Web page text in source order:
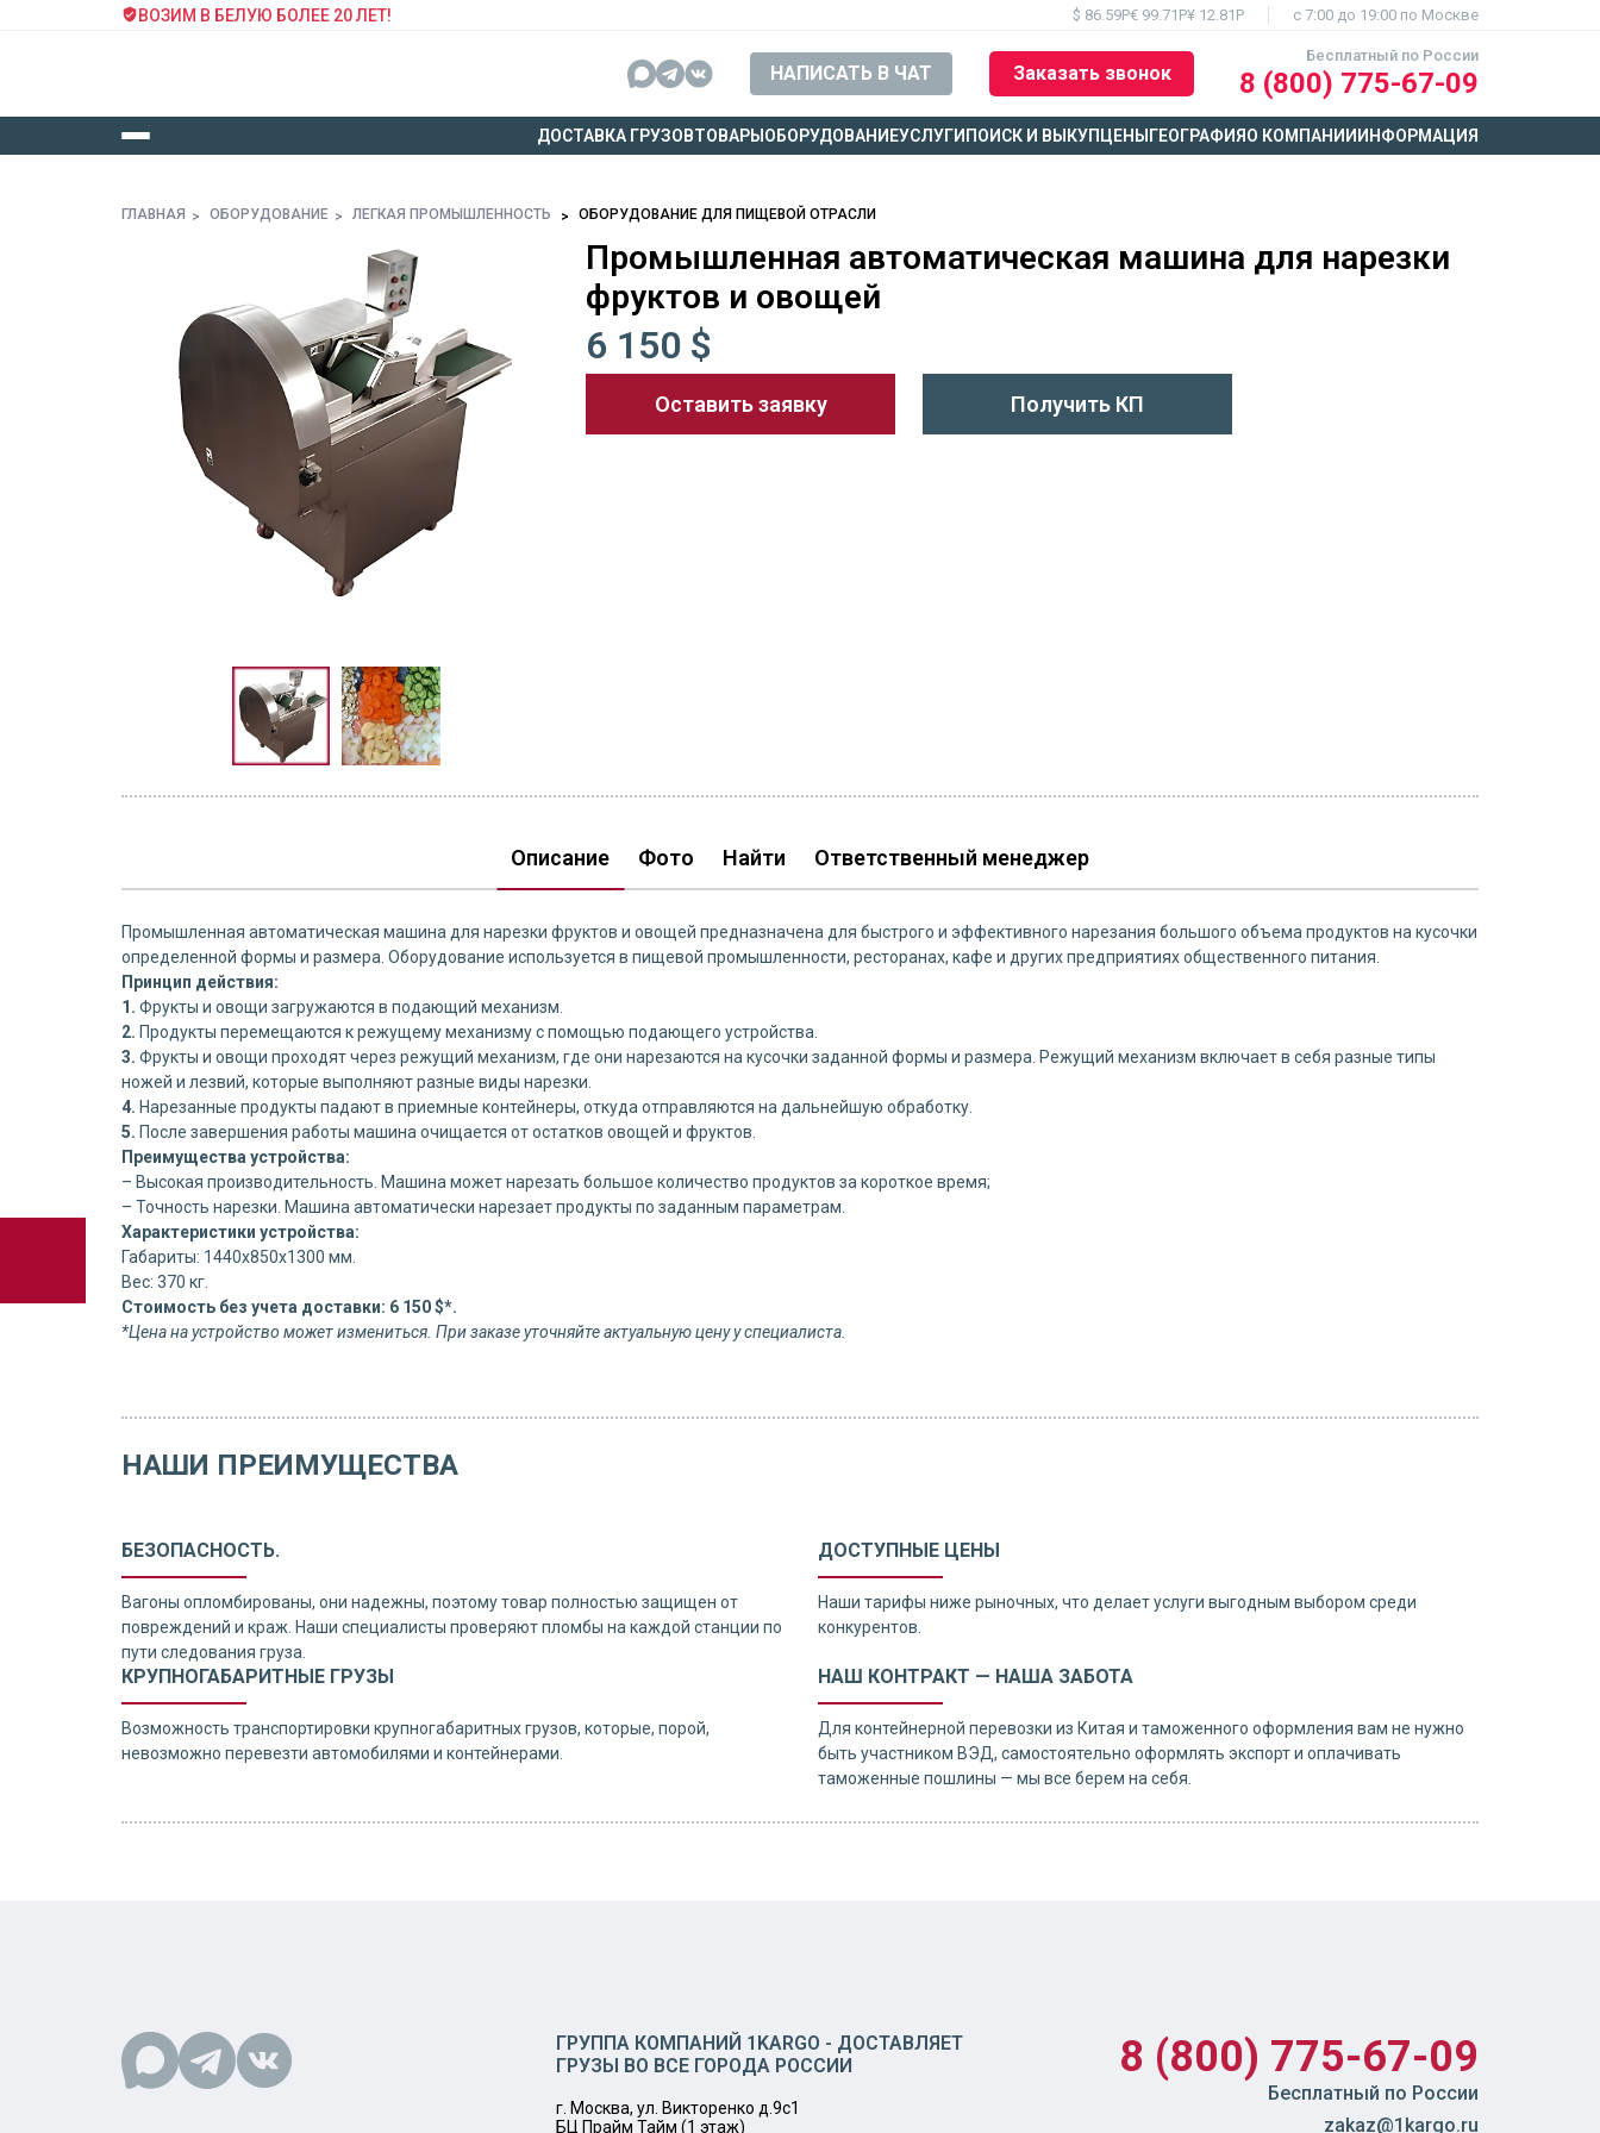
ВОЗИМ В БЕЛУЮ БОЛЕЕ 20 ЛЕТ! $ 86.59Р€ 99.71Р¥ 12.81Р c 7:00 до 19:00 по Москве
НАПИСАТЬ В ЧАТ Заказать звонок
Бесплатный по России
8 (800) 775-67-09
ДОСТАВКА ГРУЗОВТОВАРЫ ОБОРУДОВАНИЕУСЛУГИ ПОИСК И ВЫКУП ЦЕНЫ ГЕОГРАФИЯО КОМПАНИИ ИНФОРМАЦИЯ
ГЛАВНАЯ ОБОРУДОВАНИЕ ЛЕГКАЯ ПРОМЫШЛЕННОСТЬ ОБОРУДОВАНИЕ ДЛЯ ПИЩЕВОЙ ОТРАСЛИ
Промышленная автоматическая машина для нарезки
фруктов и овощей
6 150 $
Оставить заявку Получить КП
Описание Фото Найти Ответственный менеджер
Промышленная автоматическая машина для нарезки фруктов и овощей предназначена для быстрого и эффективного нарезания большого объема продуктов на кусочки
определенной формы и размера. Оборудование используется в пищевой промышленности, ресторанах, кафе и других предприятиях общественного питания.
Принцип действия:
1. Фрукты и овощи загружаются в подающий механизм.
2. Продукты перемещаются к режущему механизму с помощью подающего устройства.
3. Фрукты и овощи проходят через режущий механизм, где они нарезаются на кусочки заданной формы и размера. Режущий механизм включает в себя разные типы
ножей и лезвий, которые выполняют разные виды нарезки.
4. Нарезанные продукты падают в приемные контейнеры, откуда отправляются на дальнейшую обработку.
5. После завершения работы машина очищается от остатков овощей и фруктов.
Преимущества устройства:
– Высокая производительность. Машина может нарезать большое количество продуктов за короткое время;
– Точность нарезки. Машина автоматически нарезает продукты по заданным параметрам.
Характеристики устройства:
Габариты: 1440х850х1300 мм.
Вес: 370 кг.
Стоимость без учета доставки: 6 150 $*.
*Цена на устройство может измениться. При заказе уточняйте актуальную цену у специалиста.
НАШИ ПРЕИМУЩЕСТВА
БЕЗОПАСНОСТЬ.
Вагоны опломбированы, они надежны, поэтому товар полностью защищен от
повреждений и краж. Наши специалисты проверяют пломбы на каждой станции по
пути следования груза.
ДОСТУПНЫЕ ЦЕНЫ
Наши тарифы ниже рыночных, что делает услуги выгодным выбором среди
конкурентов.
КРУПНОГАБАРИТНЫЕ ГРУЗЫ
Возможность транспортировки крупногабаритных грузов, которые, порой,
невозможно перевезти автомобилями и контейнерами.
НАШ КОНТРАКТ — НАША ЗАБОТА
Для контейнерной перевозки из Китая и таможенного оформления вам не нужно
быть участником ВЭД, самостоятельно оформлять экспорт и оплачивать
таможенные пошлины — мы все берем на себя.
ГРУППА КОМПАНИЙ 1KARGO - ДОСТАВЛЯЕТ
ГРУЗЫ ВО ВСЕ ГОРОДА РОССИИ
г. Москва, ул. Викторенко д.9с1
БЦ Прайм Тайм (1 этаж)
8 (800) 775-67-09
Бесплатный по России
zakaz@1kargo.ru